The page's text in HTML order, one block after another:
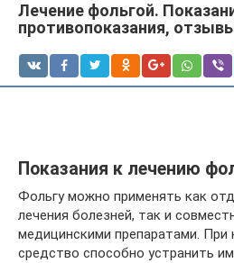
Лечение фольгой.
противопоказания,
Показания к лечению
Фольгу можно применять как
лечения болезней, так и
медицинскими препаратами. При
средство способно устранить